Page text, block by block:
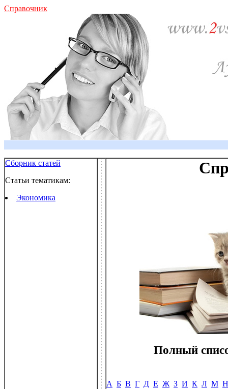
Справочник
Сборник статей
Статьи тематикам:
Экономика
Полный
А Б В Г Д Е Ж З И К Л М Н